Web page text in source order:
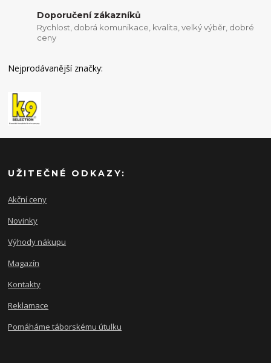
Doporučení zákazníků
Rychlost, dobrá komunikace, kvalita, velký výběr, dobré
ceny
Nejprodávanější značky:
UŽITEČNÉ ODKAZY:
Akční ceny
Novinky
Výhody nákupu
Magazín
Kontakty
Reklamace
Pomáháme táborskému útulku